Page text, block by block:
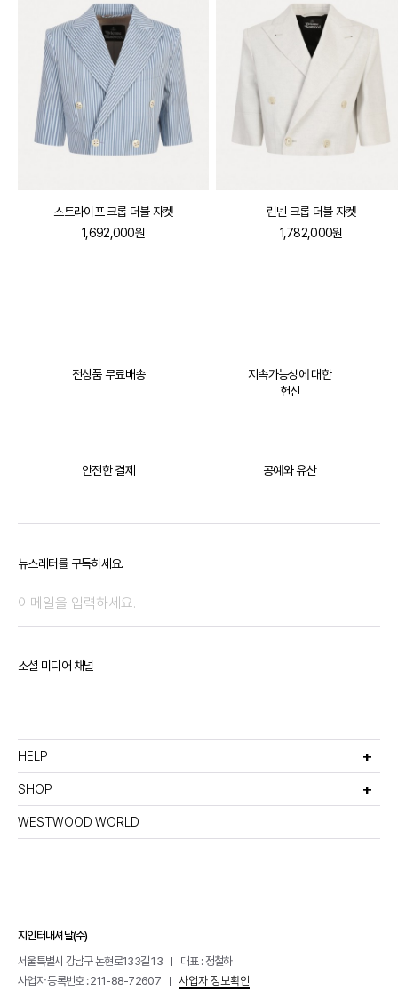
교환 및 반품
교환/반품 기간은 상품 수령 후사용 전 7일 이내로 신청 가능
교환/반품 신청은 마이페이지 > 주문 내역에서 신청
스트라이프 크롭 더블 자켓
1,692,000원
린넨 크롭 더블 자켓
1,782,000원
전상품 무료배송
지속가능성에 대한
헌신
안전한 결제 공예와 유산
뉴스레터를 구독하세요.
소셜 미디어 채널
HELP
고객서비스
비회원주문조회
선물포장서비스
반품 및 환불정책
매장찾기
SHOP
멤버십안내
이용약관
이메일무단수집거부
WESTWOOD WORLD
지인터내셔날(주)
서울특별시 강남구 논현로133길 13
대표 : 정철하
사업자 등록번호 : 211-88-72607
사업자 정보확인